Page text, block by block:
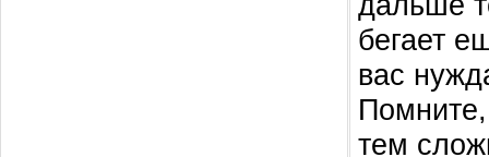
бегает
вас
тем